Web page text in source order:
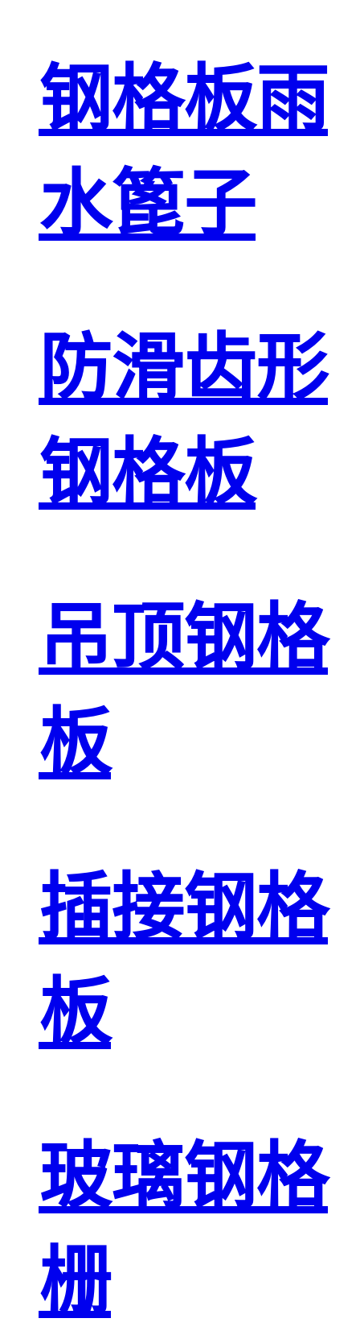
钢格板雨
水篦子
防滑齿形
钢格板
吊顶钢格
板
插接钢格
板
玻璃钢格
栅